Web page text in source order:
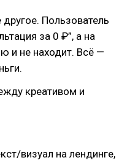
Пользователь
за 0 ₽”, а на
и не находит. Всё —
креативом и
визуал на лендинге,